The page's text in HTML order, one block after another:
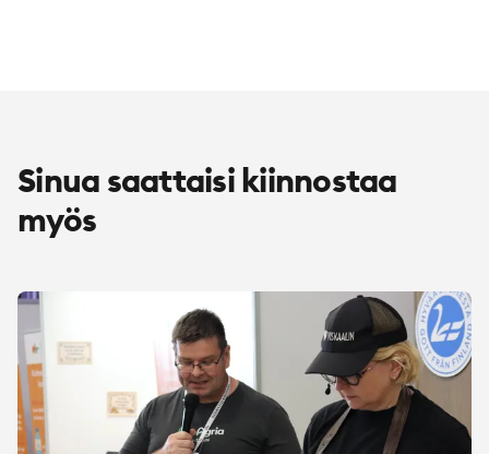
Sinua saattaisi kiinnostaa
myös